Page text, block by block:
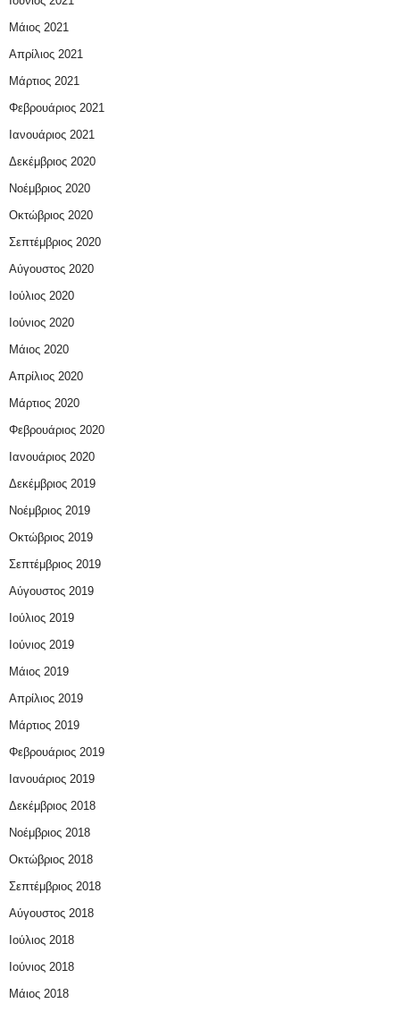
Μάιος 2021
Απρίλιος 2021
Μάρτιος 2021
Φεβρουάριος 2021
Ιανουάριος 2021
Δεκέμβριος 2020
Νοέμβριος 2020
Οκτώβριος 2020
Σεπτέμβριος 2020
Αύγουστος 2020
Ιούλιος 2020
Ιούνιος 2020
Μάιος 2020
Απρίλιος 2020
Μάρτιος 2020
Φεβρουάριος 2020
Ιανουάριος 2020
Δεκέμβριος 2019
Νοέμβριος 2019
Οκτώβριος 2019
Σεπτέμβριος 2019
Αύγουστος 2019
Ιούλιος 2019
Ιούνιος 2019
Μάιος 2019
Απρίλιος 2019
Μάρτιος 2019
Φεβρουάριος 2019
Ιανουάριος 2019
Δεκέμβριος 2018
Νοέμβριος 2018
Οκτώβριος 2018
Σεπτέμβριος 2018
Αύγουστος 2018
Ιούλιος 2018
Ιούνιος 2018
Μάιος 2018